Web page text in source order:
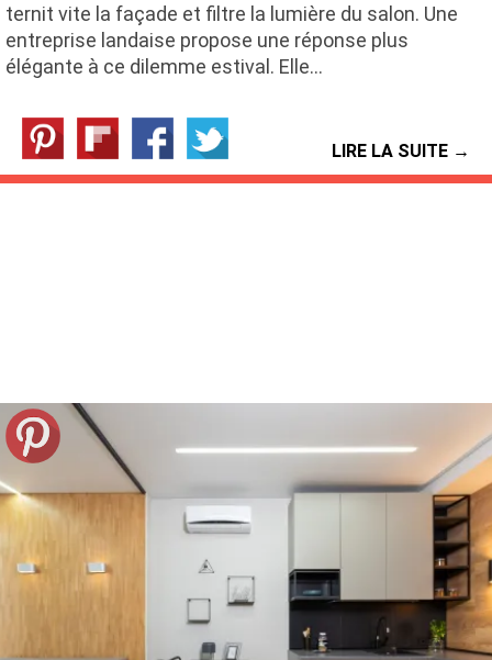
ternit vite la façade et filtre la lumière du salon. Une
entreprise landaise propose une réponse plus
élégante à ce dilemme estival. Elle…
LIRE LA SUITE →